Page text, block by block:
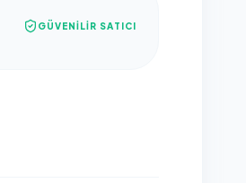
GÜVENILIR SATICI